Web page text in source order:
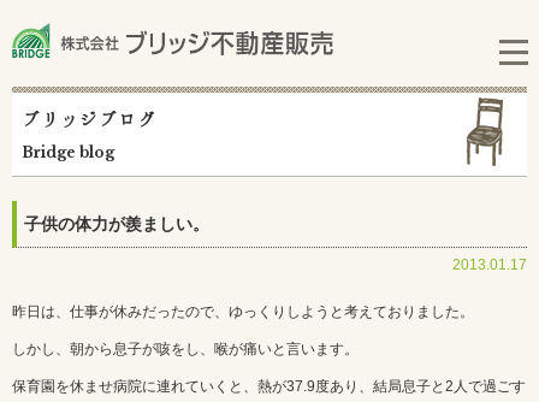
ブリッジブログ
Bridge blog
子供の体力が羨ましい。
2013.01.17
昨日は、仕事が休みだったので、ゆっくりしようと考えておりました。
しかし、朝から息子が咳をし、喉が痛いと言います。
保育園を休ませ病院に連れていくと、熱が37.9度あり、結局息子と2人で過ごす